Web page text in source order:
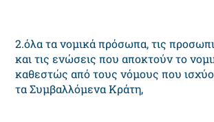
2.όλα τα νομικά πρόσωπα, τις
και τις ενώσεις που αποκτούν το
καθεστώς από τους νόμους που
τα Συμβαλλόμενα Kράτη,